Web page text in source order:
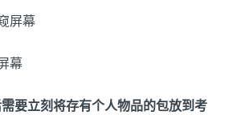
屏幕
幕
要立刻将存有个人物品的包放到考